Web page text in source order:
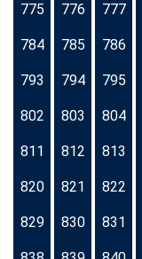
775 776 777
784 785 786
793 794 795
802 803 804
811 812 813
820 821 822
829 830 831